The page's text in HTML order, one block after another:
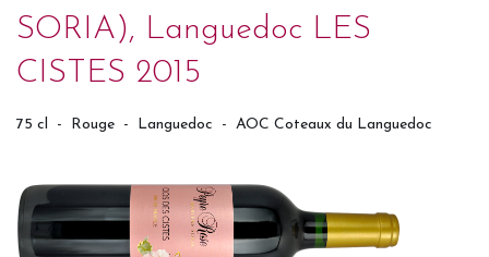
SORIA), Languedoc LES
CISTES 2015
75 cl - Rouge - Languedoc - AOC Coteaux du Languedoc